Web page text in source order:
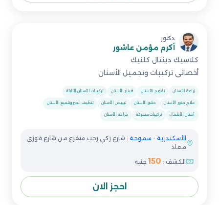
دكتور
أكرم مؤمن عاشور
كلاسيك دينتال كلنيك
أخصائى تركيبات وتجميل الأسنان
زراعة الأسنان تقويم الأسنان فينير الأسنان تركيبات الأسنان الثابتة
علاج جذور الأسنان حشو الأسنان تبييض الأسنان تنظيف الجير وتلميع الأسنان
أسنان الأطفال تركيبات متحركة جراحة الأسنان
الأسكندرية- سموحة: شارع زكي رجب متفرع من شارع فوزي
معاذ
الكشف : 150 جنيه
احجز الان